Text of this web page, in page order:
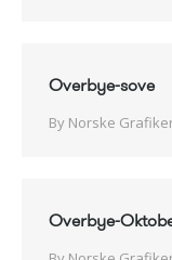
Overbye-sove
By Norske
Overbye-